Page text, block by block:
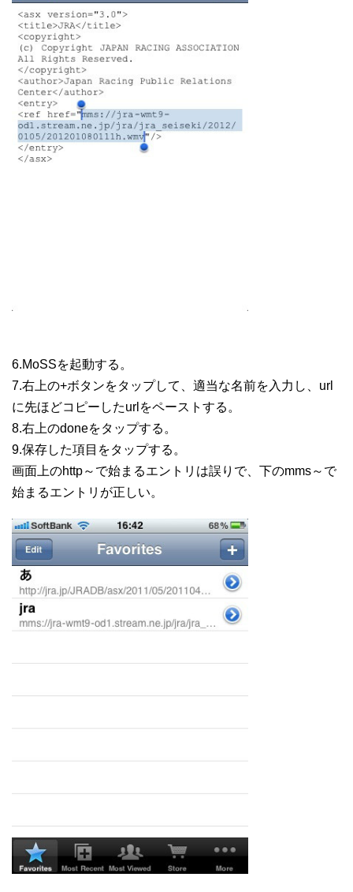
6.MoSSを起動する。
7.右上の+ボタンをタップして、適当な名前を入力し、url
に先ほどコピーしたurlをペーストする。
8.右上のdoneをタップする。
9.保存した項目をタップする。
画面上のhttp～で始まるエントリは誤りで、下のmms～で
始まるエントリが正しい。